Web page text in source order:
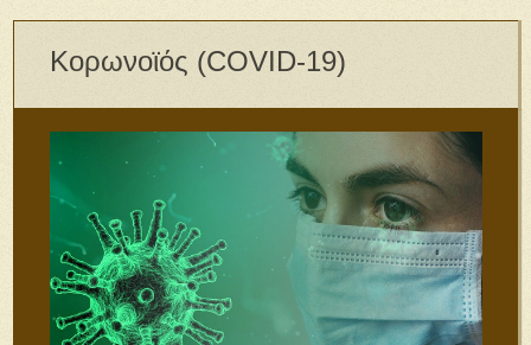
Κορωνοϊός (COVID-19)